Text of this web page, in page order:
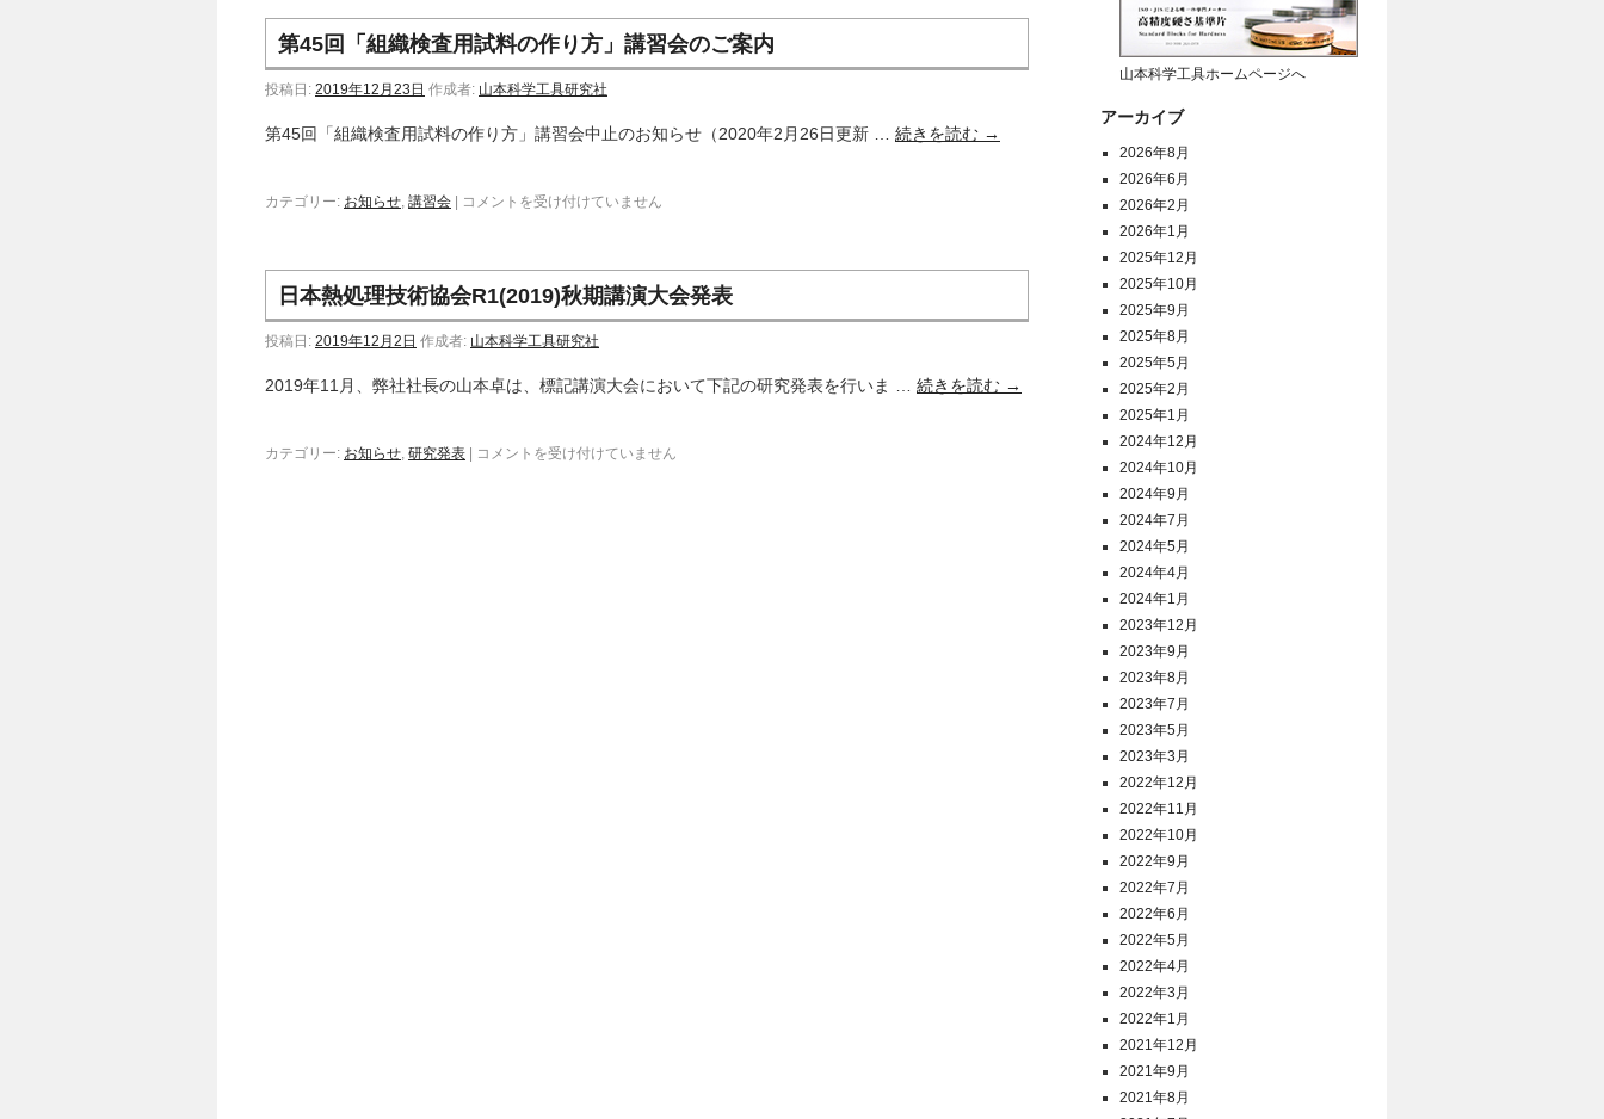
第45回「組織検査用試料の作り方」講習会のご案内
投稿日: 2019年12月23日 作成者: 山本科学工具研究社
第45回「組織検査用試料の作り方」講習会中止のお知らせ（2020年2月26日更新 … 続きを読む →
カテゴリー: お知らせ, 講習会 コメントを受け付けていません
日本熱処理技術協会R1(2019)秋期講演大会発表
投稿日: 2019年12月2日 作成者: 山本科学工具研究社
2019年11月、弊社社長の山本卓は、標記講演大会において下記の研究発表を行いま … 続きを読む →
カテゴリー: お知らせ, 研究発表 コメントを受け付けていません
山本科学工具ホームページへ
アーカイブ
2026年8月
2026年6月
2026年2月
2026年1月
2025年12月
2025年10月
2025年9月
2025年8月
2025年5月
2025年2月
2025年1月
2024年12月
2024年10月
2024年9月
2024年7月
2024年5月
2024年4月
2024年1月
2023年12月
2023年9月
2023年8月
2023年7月
2023年5月
2023年3月
2022年12月
2022年11月
2022年10月
2022年9月
2022年7月
2022年6月
2022年5月
2022年4月
2022年3月
2022年1月
2021年12月
2021年9月
2021年8月